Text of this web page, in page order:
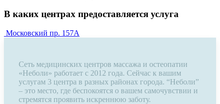
В каких центрах предоставляется услуга
Московский пр. 157А
Сеть медицинских центров массажа и остеопатии
«Неболи» работает с 2012 года. Сейчас к вашим
услугам 3 центра в разных районах города. “Неболи”
– это место, где беспокоятся о вашем самочувствии и
стремятся проявить искреннюю заботу.